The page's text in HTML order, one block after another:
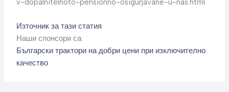
v-dopalnitelnoto-pensionno-osigurjavane-u-nas.html
Източник за тази статия
Наши спонсори са:
Български трактори на добри цени при изключително
качество